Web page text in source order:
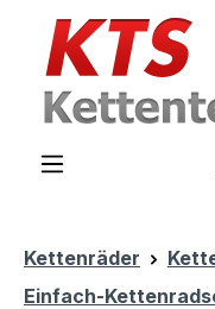
Zum Hauptinhalt
Kettenräder
Einfach-